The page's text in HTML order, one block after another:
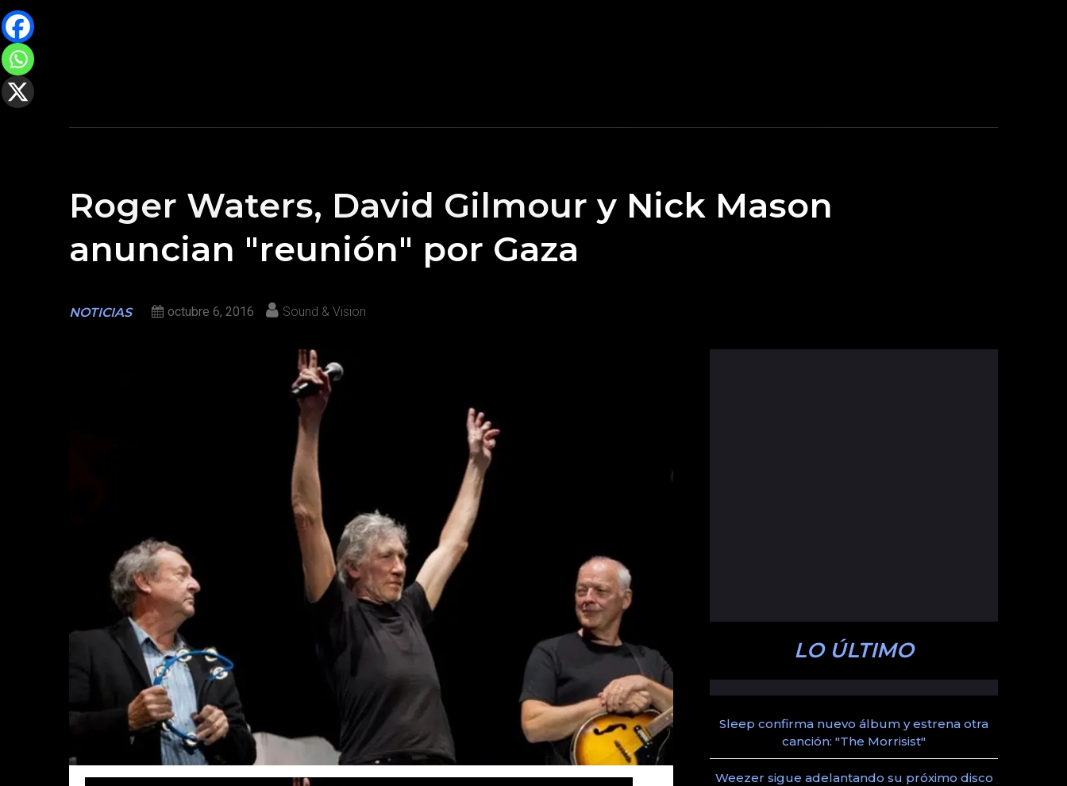
Roger Waters, David Gilmour y Nick Mason
anuncian "reunión" por Gaza
NOTICIAS octubre 6, 2016 Sound & Vision
LO ÚLTIMO
Sleep confirma nuevo álbum y estrena otra
canción: "The Morrisist"
Weezer sigue adelantando su próximo disco